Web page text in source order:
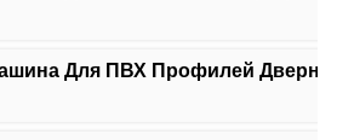
Для ПВХ Профилей